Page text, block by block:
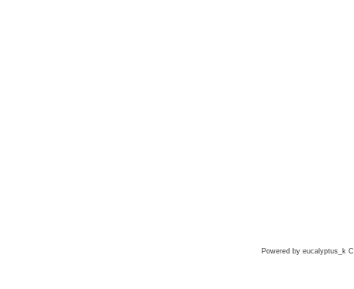
Powered by eucalyptus_k